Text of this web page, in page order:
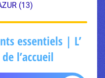
(13)
essentiels | L’
l’accueil